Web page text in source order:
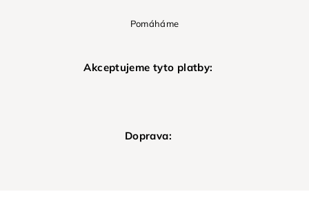
Pomáháme
Akceptujeme tyto platby:
Doprava: